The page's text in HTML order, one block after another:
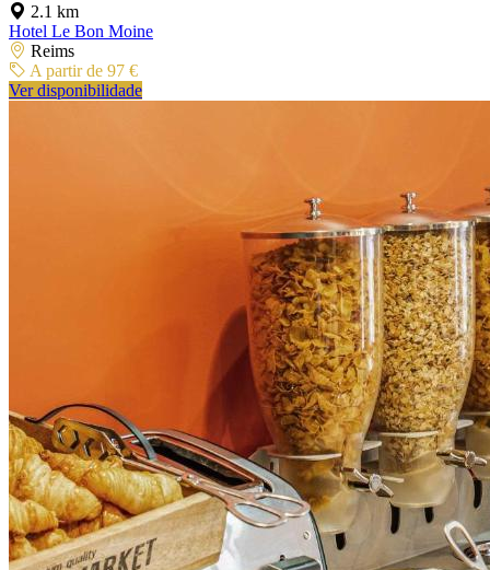
2.1 km
Hotel Le Bon Moine
Reims
A partir de 97 €
Ver disponibilidade